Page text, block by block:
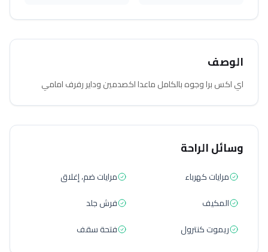
الوصف
اي اكس برا وجوه بالكامل ماعدا اكصدمين وداير رفرف امامي
وسائل الراحة
مرايات كهرباء
مرايات ضم، إغلاق
المكيف
فرش جلد
ريموت كنترول
فتحة سقف